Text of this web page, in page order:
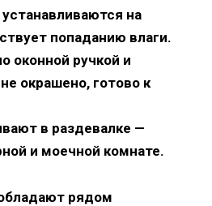
на
попаданию влаги.
оконной ручкой и
окрашено, готово к
в раздевалке —
и моечной комнате.
рядом